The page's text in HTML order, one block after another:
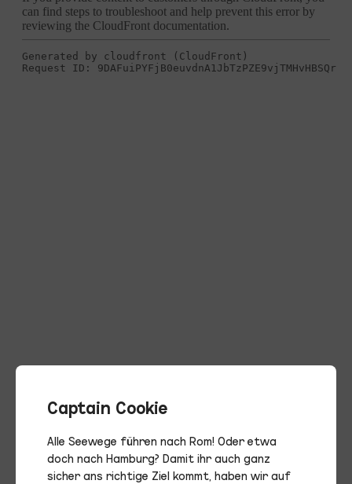
Captain Cookie
Alle Seewege führen nach Rom! Oder etwa
doch nach Hamburg? Damit ihr auch ganz
sicher ans richtige Ziel kommt, haben wir auf